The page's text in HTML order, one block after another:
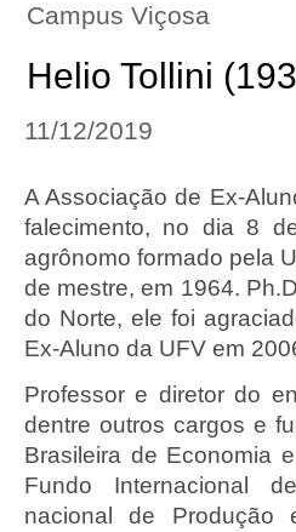
Campus Viçosa
Helio Tollini
11/12/2019
A Associação de Ex-
falecimento, no dia 8
agrônomo formado pela
de mestre, em 1964.
do Norte, ele foi
Ex-Aluno da UFV em
Professor e diretor do
dentre outros cargos e
Brasileira de Economia
Fundo Internacional
nacional de Produção